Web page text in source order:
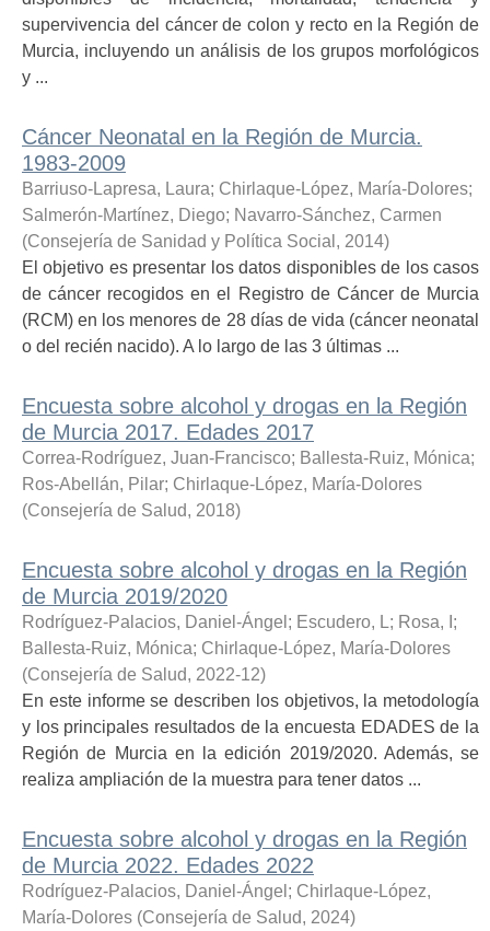
supervivencia del cáncer de colon y recto en la Región de
Murcia, incluyendo un análisis de los grupos morfológicos
y ...
Cáncer Neonatal en la Región de Murcia.
1983-2009
Barriuso-Lapresa, Laura; Chirlaque-López, María-Dolores;
Salmerón-Martínez, Diego; Navarro-Sánchez, Carmen
(Consejería de Sanidad y Política Social , 2014)
El objetivo es presentar los datos disponibles de los casos
de cáncer recogidos en el Registro de Cáncer de Murcia
(RCM) en los menores de 28 días de vida (cáncer neonatal
o del recién nacido). A lo largo de las 3 últimas ...
Encuesta sobre alcohol y drogas en la Región
de Murcia 2017. Edades 2017
Correa-Rodríguez, Juan-Francisco; Ballesta-Ruiz, Mónica;
Ros-Abellán, Pilar; Chirlaque-López, María-Dolores
(Consejería de Salud, 2018)
Encuesta sobre alcohol y drogas en la Región
de Murcia 2019/2020
Rodríguez-Palacios, Daniel-Ángel ; Escudero, L; Rosa, I ;
Ballesta-Ruiz, Mónica; Chirlaque-López, María-Dolores
(Consejería de Salud, 2022-12)
En este informe se describen los objetivos, la metodología
y los principales resultados de la encuesta EDADES de la
Región de Murcia en la edición 2019/2020. Además, se
realiza ampliación de la muestra para tener datos ...
Encuesta sobre alcohol y drogas en la Región
de Murcia 2022. Edades 2022
Rodríguez-Palacios, Daniel-Ángel ; Chirlaque-López,
María-Dolores (Consejería de Salud, 2024)